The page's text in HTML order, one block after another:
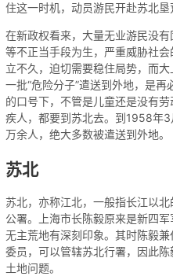
住这一时机，动员游民开赴苏北垦
在新政权看来，大量无业游民没
等不正当手段为生，严重威胁社
立不久，迫切需要稳住局势，而
一批“危险分子”遣送到外地，是再
的口号下，不管是儿童还是没有
疾人，都要到苏北去。到1958年3
万余人，绝大多数被遣送到外地。
苏北
苏北，亦称江北，一般指长江以
公署。上海市长陈毅原来是新四
无主荒地有深刻印象。其时陈毅
委员，可以管辖苏北行署，因此
土地问题。